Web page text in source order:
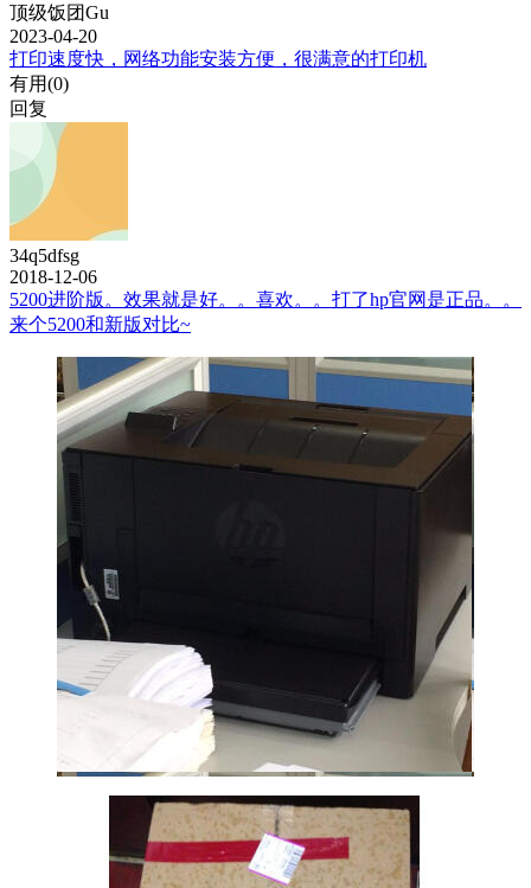
顶级饭团Gu
2023-04-20
打印速度快，网络功能安装方便，很满意的打印机
有用(0)
回复
34q5dfsg
2018-12-06
5200进阶版。效果就是好。。喜欢。。打了hp官网是正品。。
来个5200和新版对比~